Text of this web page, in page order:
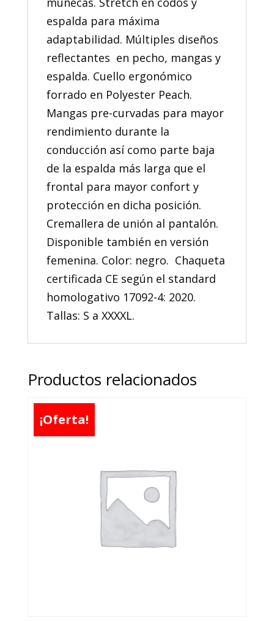
espalda para máxima
adaptabilidad. Múltiples diseños
reflectantes en pecho, mangas y
espalda. Cuello ergonómico
forrado en Polyester Peach.
Mangas pre-curvadas para mayor
rendimiento durante la
conducción así como parte baja
de la espalda más larga que el
frontal para mayor confort y
protección en dicha posición.
Cremallera de unión al pantalón.
Disponible también en versión
femenina. Color: negro. Chaqueta
certificada CE según el standard
homologativo 17092-4: 2020.
Tallas: S a XXXXL.
Productos relacionados
¡Oferta!